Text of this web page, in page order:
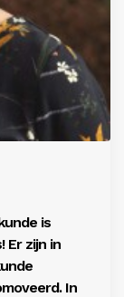
is
Er zijn in
In